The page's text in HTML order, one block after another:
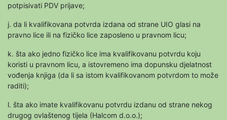
potpisivati PDV prijave;
j. da li kvalifikovana potvrda izdana od strane UIO glasi na
pravno lice ili na fizičko lice zaposleno u pravnom licu;
k. šta ako jedno fizičko lice ima kvalifikovanu potvrdu koju
koristi u pravnom licu, a istovremeno ima dopunsku djelatnost
vođenja knjiga (da li sa istom kvalifikovanom potvrdom to može
raditi);
l. šta ako imate kvalifikovanu potvrdu izdanu od strane nekog
drugog ovlaštenog tijela (Halcom d.o.o.);